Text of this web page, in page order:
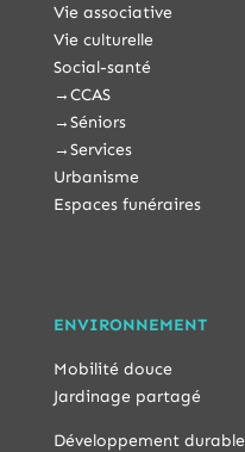
Vie associative
Vie culturelle
Social-santé
→CCAS
→Séniors
→Services
Urbanisme
Espaces funéraires
ENVIRONNEMENT
Mobilité douce
Jardinage partagé
Développement durable